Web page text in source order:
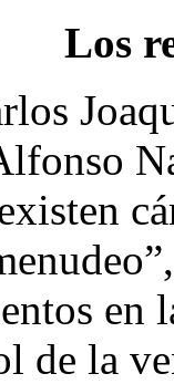
Los
en
de la